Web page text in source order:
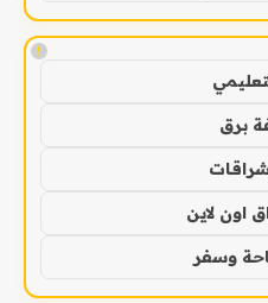
!
برق
اون لاين
وسفر